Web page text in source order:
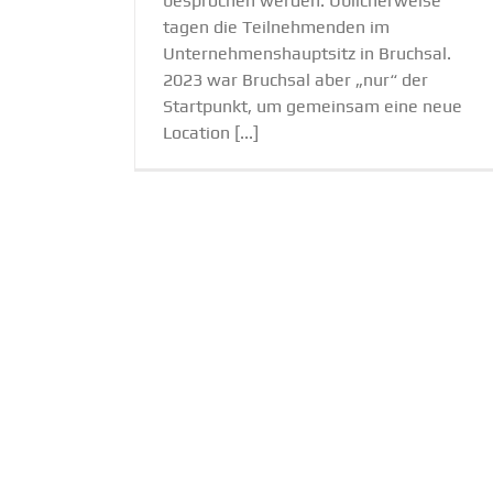
tagen die Teilnehmenden im
Unternehmenshauptsitz in Bruchsal.
2023 war Bruchsal aber „nur“ der
Startpunkt, um gemeinsam eine neue
Location [...]